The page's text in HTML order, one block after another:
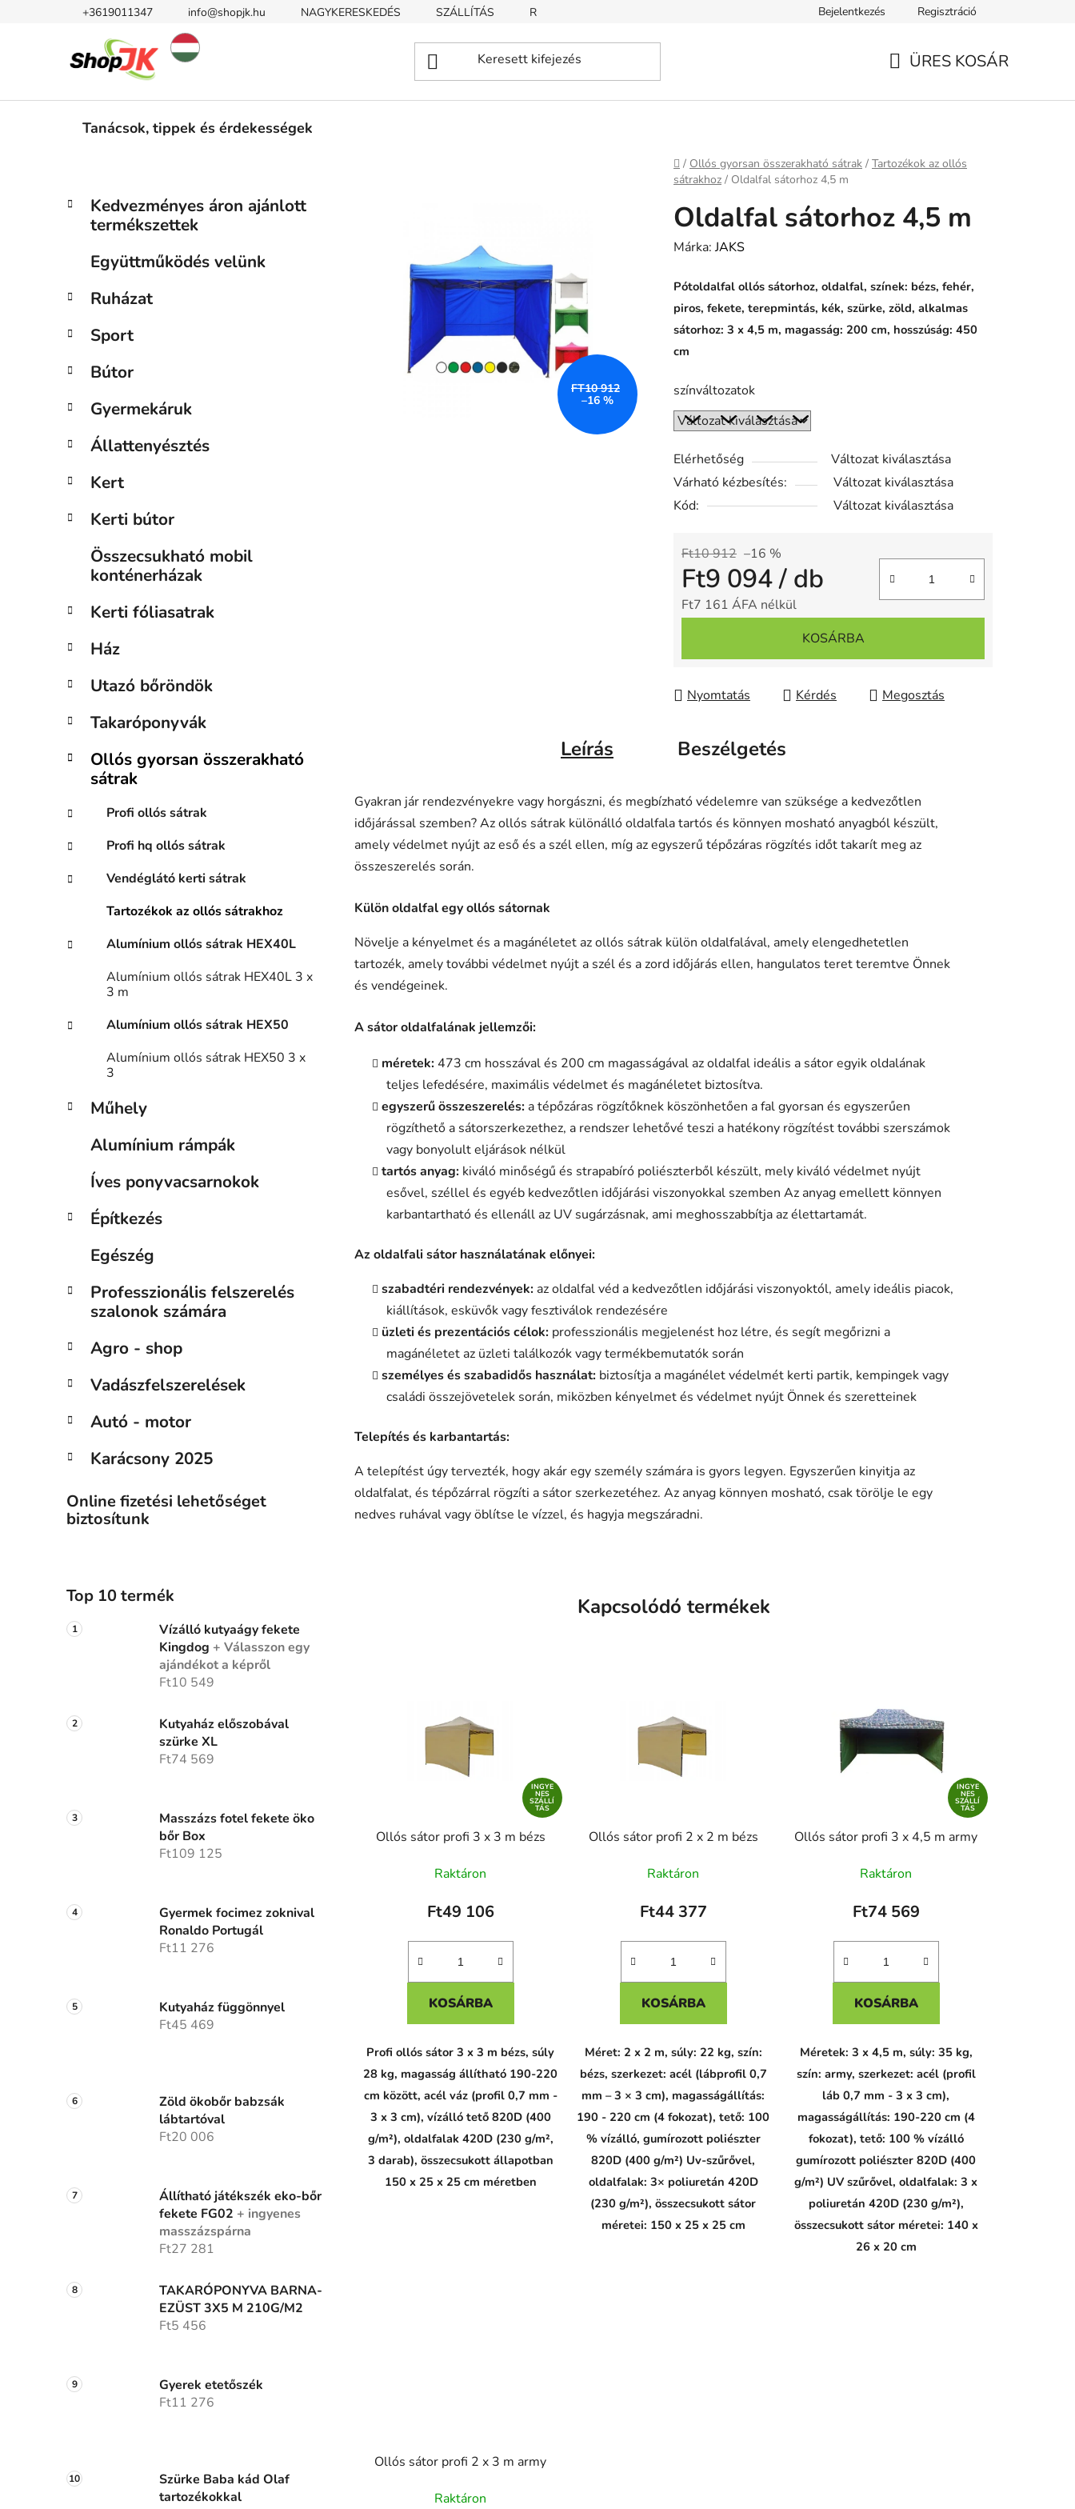
+3619011347 info@shopjk.hu NAGYKERESKEDÉS SZÁLLÍTÁS REKLAMÁCIÓ Tanácsok, tippek és érdekességek
Bejelentkezés Regisztráció
ÜRES KOSÁR
Tanácsok, tippek és érdekességek
Kezdőlap
/ Ollós gyorsan összerakható sátrak / Tartozékok az ollós
sátrakhoz / Oldalfal sátorhoz 4,5 m
O
s
p
a
e
Kategóriák
átugrása
K
a
r
á
Kedvezményes áron ajánlott
termékszettek
Együttműködés velünk
Ruházat
Sport
Bútor
Gyermekáruk
Állattenyésztés
Kert
Kerti bútor
Összecsukható mobil
konténerházak
Kerti fóliasatrak
Ház
Utazó bőröndök
Takaróponyvák
Ollós gyorsan összerakható
sátrak
Profi ollós sátrak
Profi hq ollós sátrak
Vendéglátó kerti sátrak
Tartozékok az ollós sátrakhoz
Alumínium ollós sátrak HEX40L
Alumínium ollós sátrak HEX40L 3 x
3 m
Alumínium ollós sátrak HEX50
Alumínium ollós sátrak HEX50 3 x
3
Műhely
Alumínium rámpák
Íves ponyvacsarnokok
Építkezés
Egészég
Professzionális felszerelés
szalonok számára
Agro - shop
Vadászfelszerelések
Autó - motor
Karácsony 2025
Online fizetési lehetőséget
biztosítunk
Top 10 termék
Vízálló kutyaágy fekete
Kingdog + Válasszon egy
ajándékot a képről
Ft10 549
Kutyaház előszobával
szürke XL
Ft74 569
Masszázs fotel fekete öko
bőr Box
Ft109 125
Gyermek focimez zoknival
Ronaldo Portugál
Ft11 276
Kutyaház függönnyel
Ft45 469
Zöld ökobőr babzsák
lábtartóval
Ft20 006
Állítható játékszék eko-bőr
fekete FG02 + ingyenes
masszázspárna
Ft27 281
TAKARÓPONYVA BARNA-
EZÜST 3X5 M 210G/M2
Ft5 456
Gyerek etetőszék
Ft11 276
Szürke Baba kád Olaf
tartozékokkal
Oldalfal sátorhoz 4,5 m
Márka:JAKS
Pótoldalfal ollós sátorhoz, oldalfal, színek: bézs, fehér,
piros, fekete, terepmintás, kék, szürke, zöld, alkalmas
sátorhoz: 3 x 4,5 m, magasság: 200 cm, hosszúság: 450
cm
színváltozatok
Elérhetőség
Változat kiválasztása
Várható kézbesítés:
Változat kiválasztása
Kód:
Változat kiválasztása
Ft10 912 –16 %
Ft9 094/ db
Ft7 161 ÁFA nélkül
KOSÁRBA
Nyomtatás Kérdés Megosztás
FT10 912
–16 %
Leírás Beszélgetés
Gyakran jár rendezvényekre vagy horgászni, és megbízható védelemre van szüksége a kedvezőtlen
időjárással szemben? Az ollós sátrak különálló oldalfala tartós és könnyen mosható anyagból készült,
amely védelmet nyújt az eső és a szél ellen, míg az egyszerű tépőzáras rögzítés időt takarít meg az
összeszerelés során.
Külön oldalfal egy ollós sátornak
Növelje a kényelmet és a magánéletet az ollós sátrak külön oldalfalával, amely elengedhetetlen
tartozék, amely további védelmet nyújt a szél és a zord időjárás ellen, hangulatos teret teremtve Önnek
és vendégeinek.
A sátor oldalfalának jellemzői:
méretek: 473 cm hosszával és 200 cm magasságával az oldalfal ideális a sátor egyik oldalának
teljes lefedésére, maximális védelmet és magánéletet biztosítva.
egyszerű összeszerelés: a tépőzáras rögzítőknek köszönhetően a fal gyorsan és egyszerűen
rögzíthető a sátorszerkezethez, a rendszer lehetővé teszi a hatékony rögzítést további szerszámok
vagy bonyolult eljárások nélkül
tartós anyag: kiváló minőségű és strapabíró poliészterből készült, mely kiváló védelmet nyújt
esővel, széllel és egyéb kedvezőtlen időjárási viszonyokkal szemben Az anyag emellett könnyen
karbantartható és ellenáll az UV sugárzásnak, ami meghosszabbítja az élettartamát.
Az oldalfali sátor használatának előnyei:
szabadtéri rendezvények: az oldalfal véd a kedvezőtlen időjárási viszonyoktól, amely ideális piacok,
kiállítások, esküvők vagy fesztiválok rendezésére
üzleti és prezentációs célok: professzionális megjelenést hoz létre, és segít megőrizni a
magánéletet az üzleti találkozók vagy termékbemutatók során
személyes és szabadidős használat: biztosítja a magánélet védelmét kerti partik, kempingek vagy
családi összejövetelek során, miközben kényelmet és védelmet nyújt Önnek és szeretteinek
Telepítés és karbantartás:
A telepítést úgy tervezték, hogy akár egy személy számára is gyors legyen. Egyszerűen kinyitja az
oldalfalat, és tépőzárral rögzíti a sátor szerkezetéhez. Az anyag könnyen mosható, csak törölje le egy
nedves ruhával vagy öblítse le vízzel, és hagyja megszáradni.
Kapcsolódó termékek
INGYE
NES
SZÁLLÍ
TÁS
Ollós sátor profi 3 x 3 m bézs
Raktáron
Ft49 106
KOSÁRBA
Profi ollós sátor 3 x 3 m bézs, súly
28 kg, magasság állítható 190-220
cm között, acél váz (profil 0,7 mm -
3 x 3 cm), vízálló tető 820D (400
g/m²), oldalfalak 420D (230 g/m²,
3 darab), összecsukott állapotban
150 x 25 x 25 cm méretben
Ollós sátor profi 2 x 2 m bézs
Raktáron
Ft44 377
KOSÁRBA
Méret: 2 x 2 m, súly: 22 kg, szín:
bézs, szerkezet: acél (lábprofil 0,7
mm – 3 × 3 cm), magasságállítás:
190 - 220 cm (4 fokozat), tető: 100
% vízálló, gumírozott poliészter
820D (400 g/m²) Uv-szűrővel,
oldalfalak: 3× poliuretán 420D
(230 g/m²), összecsukott sátor
méretei: 150 x 25 x 25 cm
INGYE
NES
SZÁLLÍ
TÁS
Ollós sátor profi 3 x 4,5 m army
Raktáron
Ft74 569
KOSÁRBA
Méretek: 3 x 4,5 m, súly: 35 kg,
szín: army, szerkezet: acél (profil
láb 0,7 mm - 3 x 3 cm),
magasságállítás: 190-220 cm (4
fokozat), tető: 100 % vízálló
gumírozott poliészter 820D (400
g/m²) UV szűrővel, oldalfalak: 3 x
poliuretán 420D (230 g/m²),
összecsukott sátor méretei: 140 x
26 x 20 cm
Ollós sátor profi 2 x 3 m army
Raktáron